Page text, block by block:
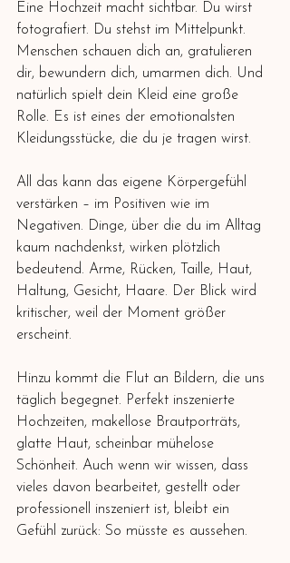
Eine Hochzeit macht sichtbar. Du wirst
fotografiert. Du stehst im Mittelpunkt.
Menschen schauen dich an, gratulieren
dir, bewundern dich, umarmen dich. Und
natürlich spielt dein Kleid eine große
Rolle. Es ist eines der emotionalsten
Kleidungsstücke, die du je tragen wirst.
All das kann das eigene Körpergefühl
verstärken – im Positiven wie im
Negativen. Dinge, über die du im Alltag
kaum nachdenkst, wirken plötzlich
bedeutend. Arme, Rücken, Taille, Haut,
Haltung, Gesicht, Haare. Der Blick wird
kritischer, weil der Moment größer
erscheint.
Hinzu kommt die Flut an Bildern, die uns
täglich begegnet. Perfekt inszenierte
Hochzeiten, makellose Brautporträts,
glatte Haut, scheinbar mühelose
Schönheit. Auch wenn wir wissen, dass
vieles davon bearbeitet, gestellt oder
professionell inszeniert ist, bleibt ein
Gefühl zurück: So müsste es aussehen.